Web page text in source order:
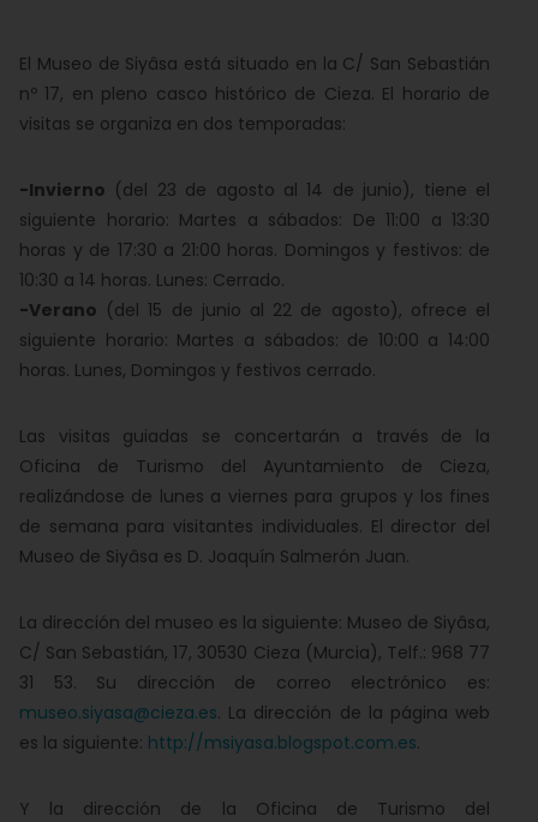
El Museo de Siyâsa está situado en la C/ San Sebastián
nº 17, en pleno casco histórico de Cieza. El horario de
visitas se organiza en dos temporadas:
-Invierno (del 23 de agosto al 14 de junio), tiene el
siguiente horario: Martes a sábados: De 11:00 a 13:30
horas y de 17:30 a 21:00 horas. Domingos y festivos: de
10:30 a 14 horas. Lunes: Cerrado.
-Verano (del 15 de junio al 22 de agosto), ofrece el
siguiente horario: Martes a sábados: de 10:00 a 14:00
horas. Lunes, Domingos y festivos cerrado.
Las visitas guiadas se concertarán a través de la
Oficina de Turismo del Ayuntamiento de Cieza,
realizándose de lunes a viernes para grupos y los fines
de semana para visitantes individuales. El director del
Museo de Siyâsa es D. Joaquín Salmerón Juan.
La dirección del museo es la siguiente: Museo de Siyâsa,
C/ San Sebastián, 17, 30530 Cieza (Murcia), Telf.: 968 77
31 53. Su dirección de correo electrónico es:
museo.siyasa@cieza.es. La dirección de la página web
es la siguiente: http://msiyasa.blogspot.com.es.
Y la dirección de la Oficina de Turismo del